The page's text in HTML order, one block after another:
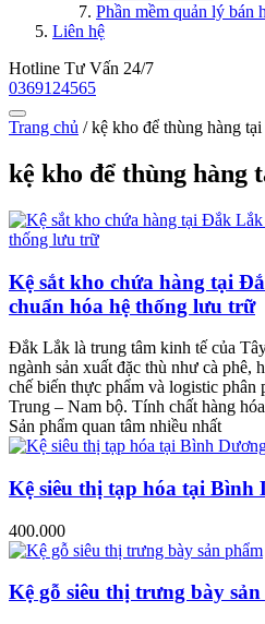
Phần mềm quản lý bán
Liên hệ
Hotline Tư Vấn 24/7
0369124565
Trang chủ /kệ kho để thùng hàng
kệ kho để thùng hàng
Kệ sắt kho chứa hàng tại
chuẩn hóa hệ thống lưu trữ
Đắk Lắk là trung tâm kinh tế của
ngành sản xuất đặc thù như cà phê,
chế biến thực phẩm và logistic phân
Trung – Nam bộ. Tính chất hàng
Sản phẩm quan tâm nhiều nhất
Kệ siêu thị tạp hóa tại Bình
400.000
Kệ gỗ siêu thị trưng bày